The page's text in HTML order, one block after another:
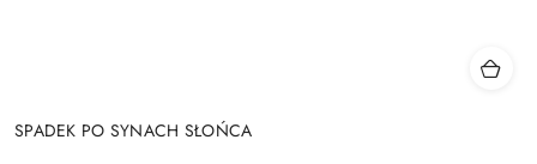
SPADEK PO SYNACH SŁOŃCA